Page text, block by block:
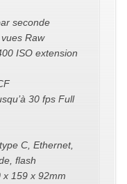
seconde
Raw
ISO extension
30 fps Full
C, Ethernet,
flash
x 159 x 92mm